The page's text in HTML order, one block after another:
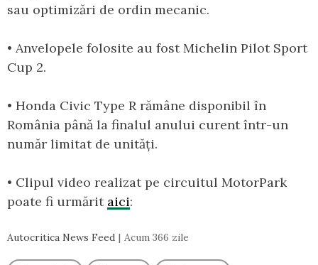
sau optimizări de ordin mecanic.
• Anvelopele folosite au fost Michelin Pilot Sport
Cup 2.
• Honda Civic Type R rămâne disponibil în
România până la finalul anului curent într-un
număr limitat de unități.
• Clipul video realizat pe circuitul MotorPark
poate fi urmărit aici:
Autocritica News Feed Acum 366 zile